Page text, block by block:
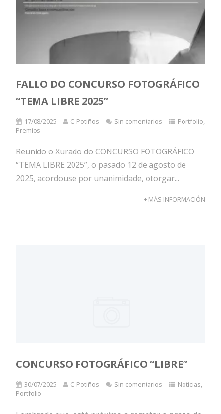
FALLO DO CONCURSO FOTOGRÁFICO
“TEMA LIBRE 2025”
17/08/2025 O Potiños Sin comentarios Portfolio,
Premios
Reunido o Xurado do CONCURSO FOTOGRÁFICO
“TEMA LIBRE 2025”, o pasado 12 de agosto de
2025, acordouse por unanimidade, otorgar...
+ MÁS INFORMACIÓN
CONCURSO FOTOGRÁFICO “LIBRE”
30/07/2025 O Potiños Sin comentarios Noticias,
Portfolio